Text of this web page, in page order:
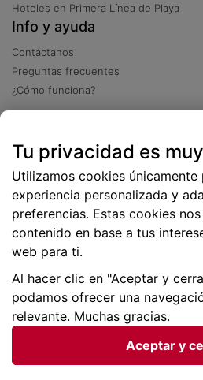
Hoteles en Primera Línea de Playa
Info y ayuda
Contáctanos
Preguntas frecuentes
¿Cómo funciona?
Más de 2 millones de descargas
Tu privacidad es
Utilizamos cookies únicamente
experiencia personalizada y
preferencias. Estas cookies
contenido en base a tus
web para ti.
Al hacer clic en "Aceptar y
podamos ofrecer una
relevante. Muchas gracias.
Aceptar y